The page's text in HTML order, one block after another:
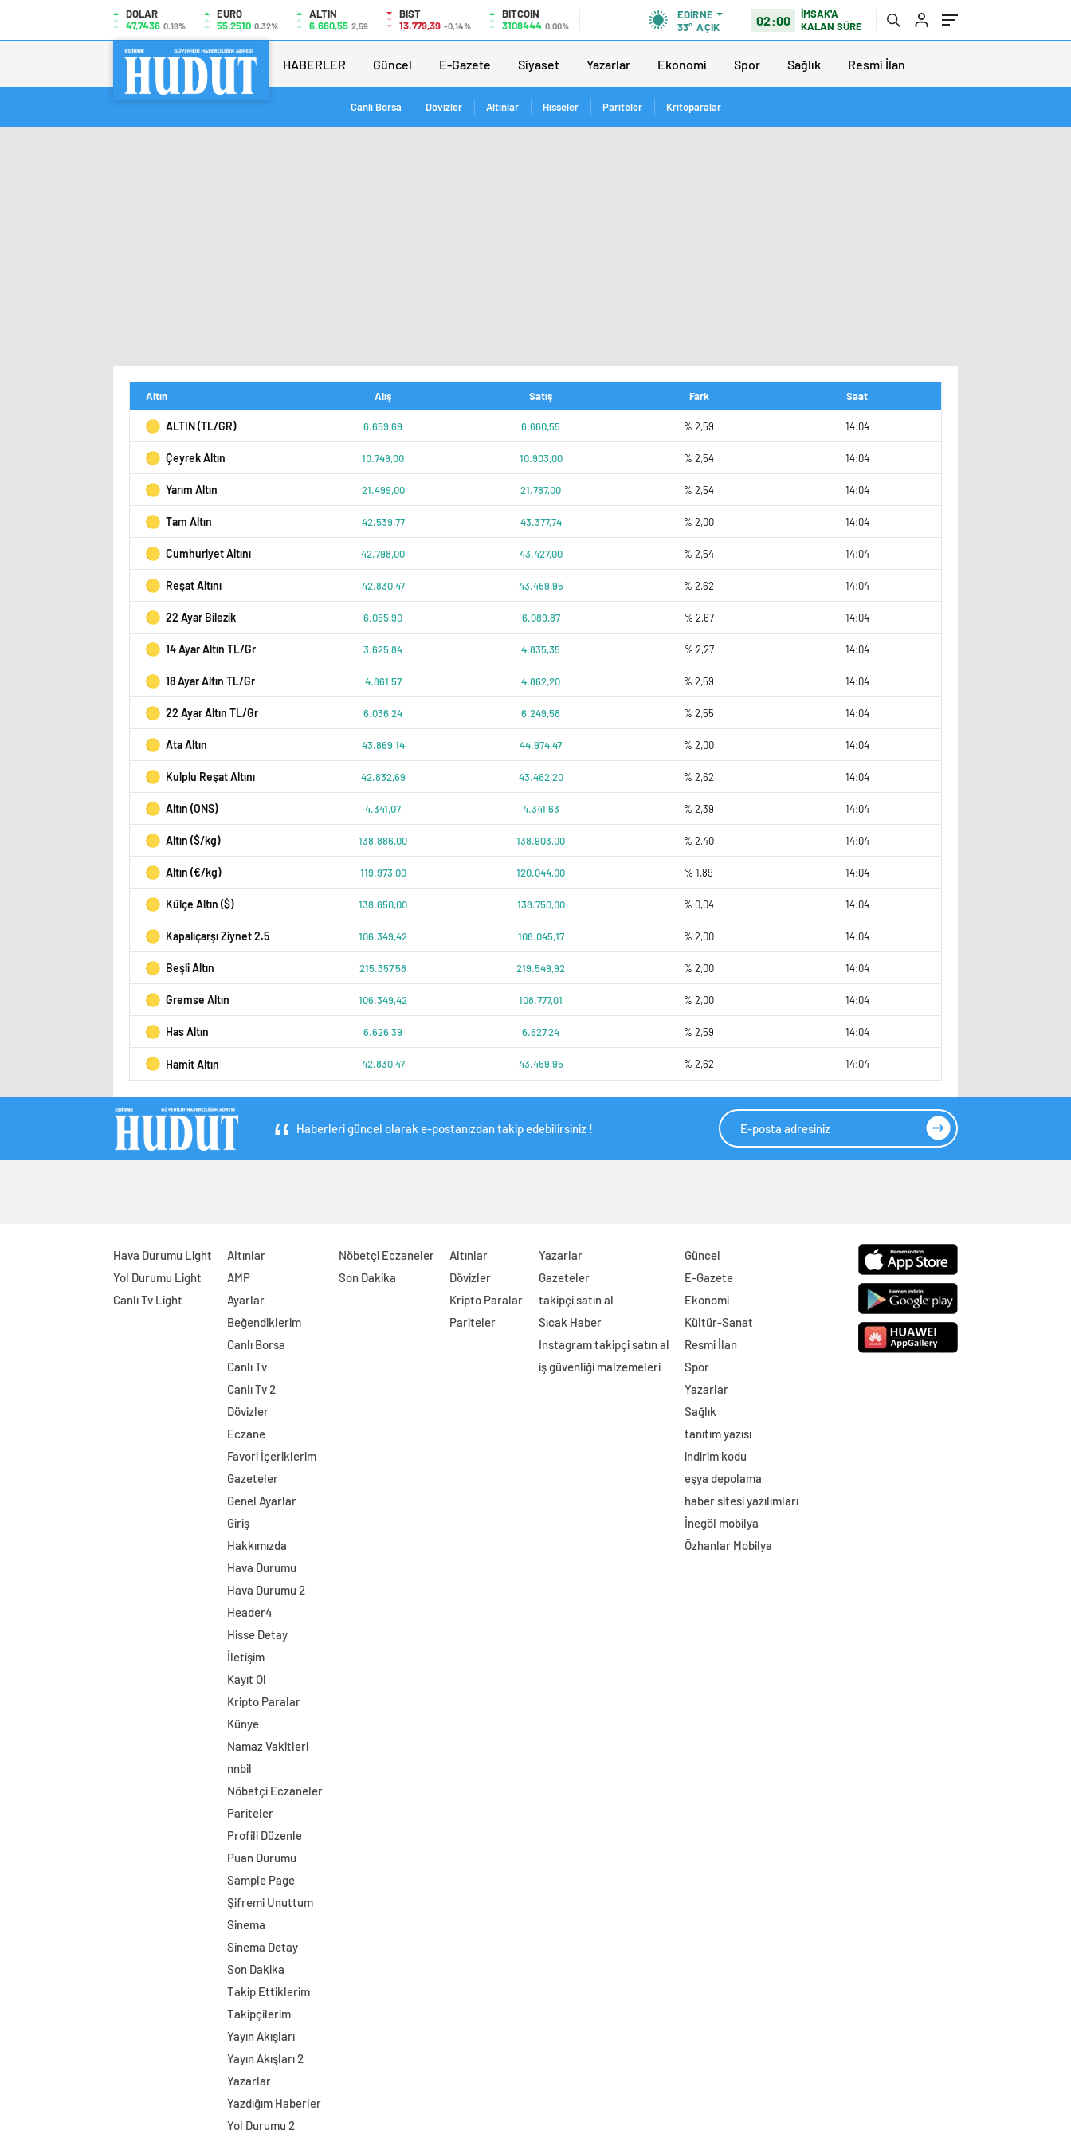
DOLAR
47,7436 0.18%
EURO
55,2510 0.32%
ALTIN
6.660,55 2,59
BIST
13.779,39 -0,14%
BITCOIN
3108444 0,00%
EDIRNE
33° AÇIK 02:00
İMSAK'A
KALAN SÜRE
HABERLER Güncel E-Gazete Siyaset Yazarlar Ekonomi Spor Sağlık Resmi İlan
Canlı Borsa Dövizler Altınlar Hisseler Pariteler Kritoparalar
Altın Alış Satış Fark Saat
ALTIN (TL/GR) 6.659,69 6.660,55 % 2,59 14:04
Çeyrek Altın 10.749,00 10.903,00 % 2,54 14:04
Yarım Altın 21.499,00 21.787,00 % 2,54 14:04
Tam Altın 42.539,77 43.377,74 % 2,00 14:04
Cumhuriyet Altını 42.798,00 43.427,00 % 2,54 14:04
Reşat Altını 42.830,47 43.459,95 % 2,62 14:04
22 Ayar Bilezik 6.055,90 6.089,87 % 2,67 14:04
14 Ayar Altın TL/Gr 3.625,84 4.835,35 % 2,27 14:04
18 Ayar Altın TL/Gr 4.861,57 4.862,20 % 2,59 14:04
22 Ayar Altın TL/Gr 6.036,24 6.249,58 % 2,55 14:04
Ata Altın 43.869,14 44.974,47 % 2,00 14:04
Kulplu Reşat Altını 42.832,69 43.462,20 % 2,62 14:04
Altın (ONS) 4.341,07 4.341,63 % 2,39 14:04
Altın ($/kg) 138.886,00 138.903,00 % 2,40 14:04
Altın (€/kg) 119.973,00 120.044,00 % 1,89 14:04
Külçe Altın ($) 138.650,00 138.750,00 % 0,04 14:04
Kapalıçarşı Ziynet 2.5 106.349,42 108.045,17 % 2,00 14:04
Beşli Altın 215.357,58 219.549,92 % 2,00 14:04
Gremse Altın 106.349,42 108.777,01 % 2,00 14:04
Has Altın 6.626,39 6.627,24 % 2,59 14:04
Hamit Altın 42.830,47 43.459,95 % 2,62 14:04
Haberleri güncel olarak e-postanızdan takip edebilirsiniz !
Hava Durumu Light
Yol Durumu Light
Canlı Tv Light
Altınlar
AMP
Ayarlar
Beğendiklerim
Canlı Borsa
Canlı Tv
Canlı Tv 2
Dövizler
Eczane
Favori İçeriklerim
Gazeteler
Genel Ayarlar
Giriş
Hakkımızda
Hava Durumu
Hava Durumu 2
Header4
Hisse Detay
İletişim
Kayıt Ol
Kripto Paralar
Künye
Namaz Vakitleri
nnbil
Nöbetçi Eczaneler
Pariteler
Profili Düzenle
Puan Durumu
Sample Page
Şifremi Unuttum
Sinema
Sinema Detay
Son Dakika
Takip Ettiklerim
Takipçilerim
Yayın Akışları
Yayın Akışları 2
Yazarlar
Yazdığım Haberler
Yol Durumu 2
Nöbetçi Eczaneler
Son Dakika
Altınlar
Dövizler
Kripto Paralar
Pariteler
Yazarlar
Gazeteler
takipçi satın al
Sıcak Haber
Instagram takipçi satın al
iş güvenliği malzemeleri
Güncel
E-Gazete
Ekonomi
Kültür-Sanat
Resmi İlan
Spor
Yazarlar
Sağlık
tanıtım yazısı
indirim kodu
eşya depolama
haber sitesi yazılımları
İnegöl mobilya
Özhanlar Mobilya